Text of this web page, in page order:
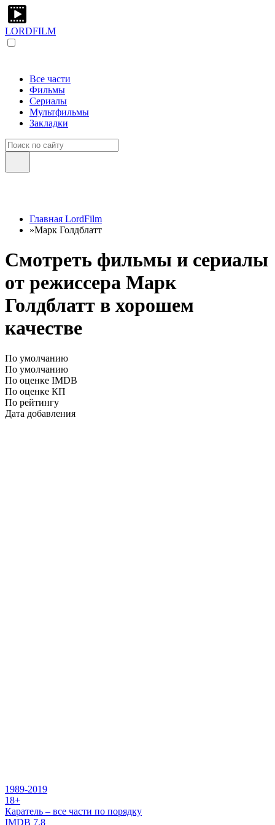
LORDFILM
Все части
Фильмы
Сериалы
Мультфильмы
Закладки
Главная LordFilm
»Марк Голдблатт
Смотреть фильмы и сериалы
от режиссера Марк
Голдблатт в хорошем
качестве
По умолчанию
По умолчанию
По оценке IMDB
По оценке КП
По рейтингу
Дата добавления
1989-2019
18+
Каратель – все части по порядку
IMDB 7.8